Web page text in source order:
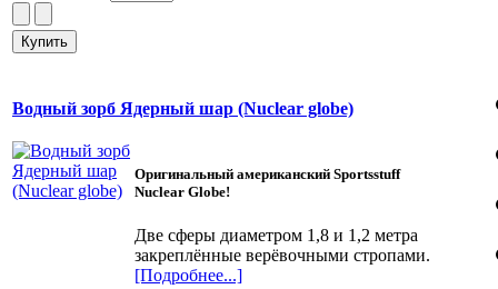
Водный зорб Ядерный шар (Nuclear globe)
Оригинальный американский Sportsstuff
Nuclear Globe!
Две сферы диаметром 1,8 и 1,2 метра
закреплённые верёвочными стропами.
[Подробнее...]